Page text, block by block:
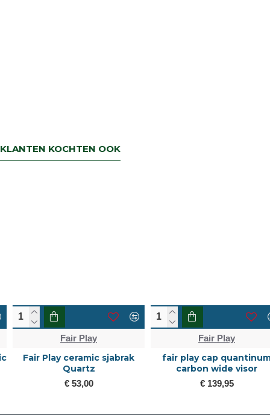
KLANTEN KOCHTEN OOK
Fair Play
Fair Play ceramic sjabrak
Quartz
€ 53,00
Fair Play
fair play cap quantinum
carbon wide visor
€ 139,95